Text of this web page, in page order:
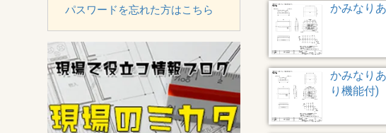
パスワードを忘れた方はこちら
かみなり
かみなり
り機能付)